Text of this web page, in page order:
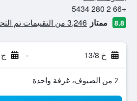
+66 2 280 5434
8.8 ممتاز 3,246 من التقييمات تم التحقق منها
خ 13/8 - ج 14/8
2 من الضيوف، غرفة واحدة